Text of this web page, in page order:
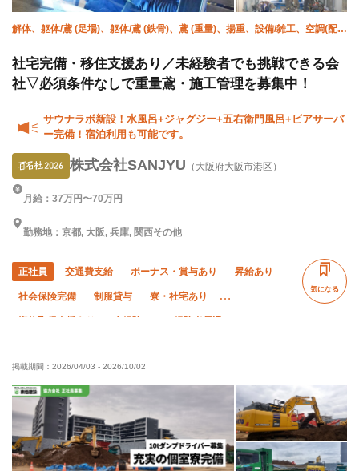
解体、躯体/鳶 (足場)、躯体/鳶 (鉄骨)、鳶 (重量)、揚重、設備/雑工、空調(配
社宅完備・移住支援あり／未経験者でも挑戦できる会
社▽必須条件なしで重量鳶・施工管理を募集中！
サウナラボ新設！水風呂+ジャグジー+五右衛門風呂+ビアサーバ
ー完備！宿泊利用も可能です。
株式会社SANJYU （大阪府大阪市港区）
月給：37万円〜70万円
勤務地：京都, 大阪, 兵庫, 関西その他
正社員 交通費支給 ボーナス・賞与あり 昇給あり
社会保険完備 制服貸与 寮・社宅あり
残業月10時間以下 夏季休暇
車・バイク通勤OK
気になる
掲載期間： 2026/04/03 - 2026/10/02